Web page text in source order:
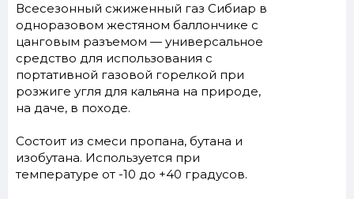
Всесезонный сжиженный газ Сибиар в
одноразовом жестяном баллончике с
цанговым разъемом — универсальное
средство для использования с
портативной газовой горелкой при
розжиге угля для кальяна на природе,
на даче, в походе.
Состоит из смеси пропана, бутана и
изобутана. Используется при
температуре от -10 до +40 градусов.